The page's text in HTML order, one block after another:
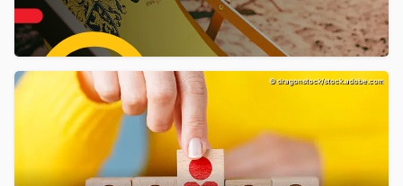
©dragonstock/stock.adobe.com